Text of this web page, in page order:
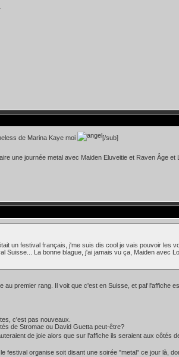
de Marina Kaye moi [/sub]
une journée metal avec Maiden Eluveitie et Raven Âge
un festival français, j'me suis dis cool je vais pouvoir les
Suisse... La bonne blague, j'ai jamais vu ça, Maiden avec
au premier rang. Il voit que c'est en Suisse, et paf l'affiche
c'est pas nouveaux.
de Stromae ou David Guetta peut-être?
de joie alors que sur l'affiche ils seraient aux côtés
festival organise soit disant une soirée "metal" ce jour là,